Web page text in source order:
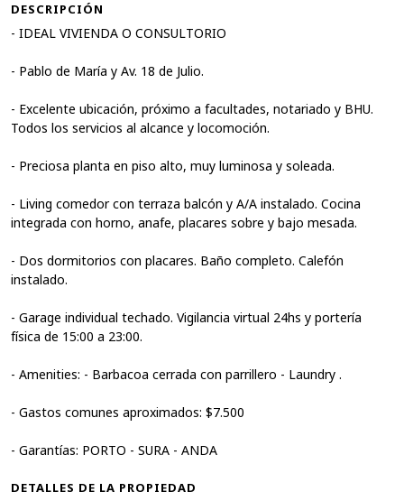
DESCRIPCIÓN
- IDEAL VIVIENDA O CONSULTORIO
- Pablo de María y Av. 18 de Julio.
- Excelente ubicación, próximo a facultades, notariado y BHU.
Todos los servicios al alcance y locomoción.
- Preciosa planta en piso alto, muy luminosa y soleada.
- Living comedor con terraza balcón y A/A instalado. Cocina
integrada con horno, anafe, placares sobre y bajo mesada.
- Dos dormitorios con placares. Baño completo. Calefón
instalado.
- Garage individual techado. Vigilancia virtual 24hs y portería
física de 15:00 a 23:00.
- Amenities: - Barbacoa cerrada con parrillero - Laundry .
- Gastos comunes aproximados: $7.500
- Garantías: PORTO - SURA - ANDA
DETALLES DE LA PROPIEDAD